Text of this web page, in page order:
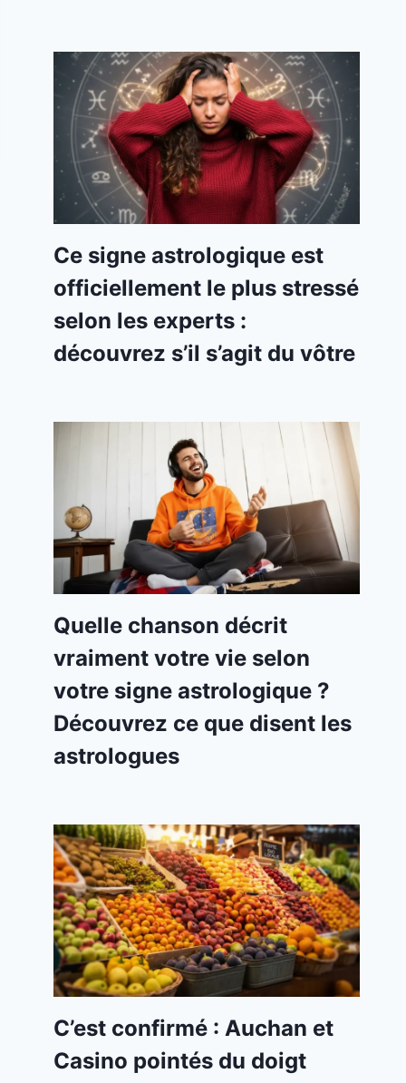
Ce signe astrologique est
officiellement le plus stressé
selon les experts :
découvrez s’il s’agit du vôtre
Quelle chanson décrit
vraiment votre vie selon
votre signe astrologique ?
Découvrez ce que disent les
astrologues
C’est confirmé : Auchan et
Casino pointés du doigt